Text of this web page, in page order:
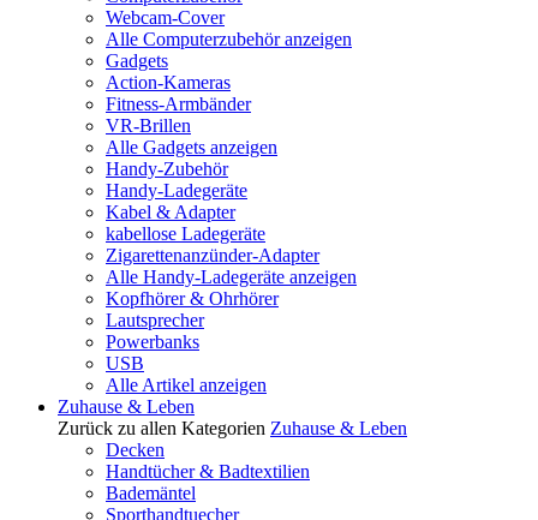
Webcam-Cover
Alle Computerzubehör anzeigen
Gadgets
Action-Kameras
Fitness-Armbänder
VR-Brillen
Alle Gadgets anzeigen
Handy-Zubehör
Handy-Ladegeräte
Kabel & Adapter
kabellose Ladegeräte
Zigarettenanzünder-Adapter
Alle Handy-Ladegeräte anzeigen
Kopfhörer & Ohrhörer
Lautsprecher
Powerbanks
USB
Alle Artikel anzeigen
Zuhause & Leben
Zurück zu allen Kategorien Zuhause & Leben
Decken
Handtücher & Badtextilien
Bademäntel
Sporthandtuecher